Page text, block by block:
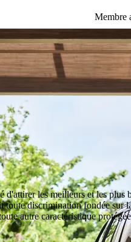
Membre
les meilleurs et les
discrimination fondée
autre caractéristique